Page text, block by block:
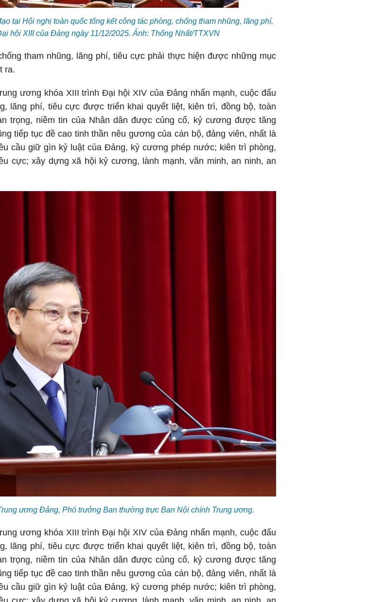
tại Hội nghị toàn quốc tổng kết công tác phòng, chống tham nhũng, lãng phí,
hội XIII của Đảng ngày 11/12/2025. Ảnh: Thống Nhất/TTXVN
tham nhũng, lãng phí, tiêu cực phải thực hiện được những mục
ra.
ương khóa XIII trình Đại hội XIV của Đảng nhấn mạnh, cuộc đấu
lãng phí, tiêu cực được triển khai quyết liệt, kiên trì, đồng bộ, toàn
trọng, niềm tin của Nhân dân được củng cố, kỷ cương được tăng
tiếp tục đề cao tinh thần nêu gương của cán bộ, đảng viên, nhất là
cầu giữ gìn kỷ luật của Đảng, kỷ cương phép nước; kiên trì phòng,
cực; xây dựng xã hội kỷ cương, lành mạnh, văn minh, an ninh, an
ương Đảng, Phó trưởng Ban thường trực Ban Nội chính Trung ương.
ương khóa XIII trình Đại hội XIV của Đảng nhấn mạnh, cuộc đấu
lãng phí, tiêu cực được triển khai quyết liệt, kiên trì, đồng bộ, toàn
trọng, niềm tin của Nhân dân được củng cố, kỷ cương được tăng
tiếp tục đề cao tinh thần nêu gương của cán bộ, đảng viên, nhất là
cầu giữ gìn kỷ luật của Đảng, kỷ cương phép nước; kiên trì phòng,